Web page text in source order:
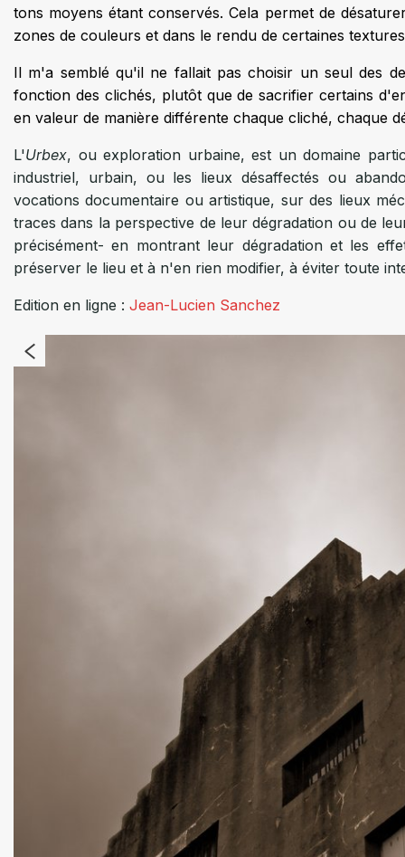
tons moyens étant conservés. Cela permet de
zones de couleurs et dans le rendu de certaines
Il m'a semblé qu'il ne fallait pas choisir un seul des
fonction des clichés, plutôt que de sacrifier certains
en valeur de manière différente chaque cliché, chaque
L'Urbex, ou exploration urbaine, est un domaine
industriel, urbain, ou les lieux désaffectés ou
vocations documentaire ou artistique, sur des lieux
traces dans la perspective de leur dégradation ou de
précisément- en montrant leur dégradation et les
préserver le lieu et à n'en rien modifier, à éviter toute
Edition en ligne : Jean-Lucien Sanchez